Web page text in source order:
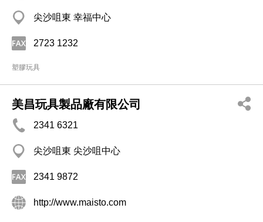
尖沙咀東 幸福中心
2723 1232
塑膠玩具
美昌玩具製品廠有限公司
2341 6321
尖沙咀東 尖沙咀中心
2341 9872
http://www.maisto.com